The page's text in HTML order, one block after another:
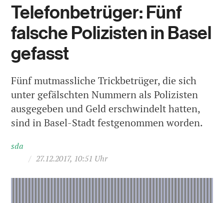
Telefonbetrüger: Fünf
falsche Polizisten in Basel
gefasst
Fünf mutmassliche Trickbetrüger, die sich
unter gefälschten Nummern als Polizisten
ausgegeben und Geld erschwindelt hatten,
sind in Basel-Stadt festgenommen worden.
sda
/ 27.12.2017, 10:51 Uhr